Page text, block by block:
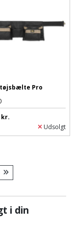
Pro
kr.
Udsolgt
i din